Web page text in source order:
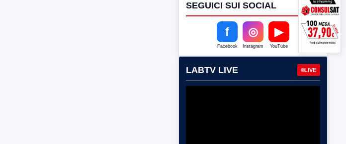
SEGUICI SUI SOCIAL
f
Facebook
◎
Instagram
▶
YouTube
LABTV LIVE LIVE